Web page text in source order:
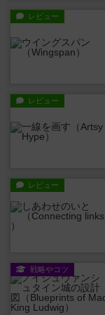
レビュー
レビュー
レビュー
戦略やコツ